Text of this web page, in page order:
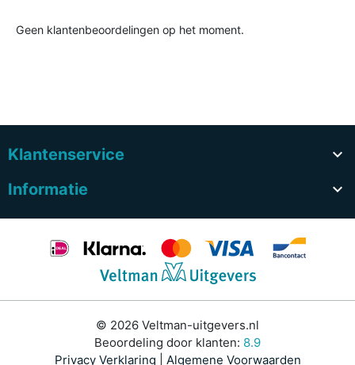
Geen klantenbeoordelingen op het moment.
Klantenservice

Informatie

© 2026 Veltman-uitgevers.nl
Beoordeling door klanten: 8.9
Privacy Verklaring
Algemene Voorwaarden